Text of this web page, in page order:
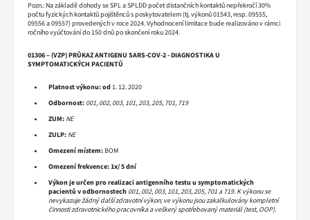
Pozn.: Na základě dohody se SPL a SPLDD počet distančních kontaktů nepřekročí 30%
počtu fyzických kontaktů pojištěnců s poskytovatelem (tj. výkonů 01543, resp. 09555,
09556 a 09557) provedených v roce 2024. Vyhodnocení limitace bude realizováno v rámci
ročního vyúčtování do 150 dnů po skončení roku 2024.
01306 – (VZP) PRŮKAZ ANTIGENU SARS-COV-2 - DIAGNOSTIKA U
SYMPTOMATICKÝCH PACIENTŮ
Platnost výkonu:od 1. 12. 2020
Odbornost: 001, 002, 003, 101, 203, 205, 701, 719
ZUM: NE
ZULP: NE
Omezení místem: BOM
Omezení frekvence:1x/ 5 dní
Výkon je určen pro realizaci antigenního testu u symptomatických
pacientů v odbornostech 001, 002, 003, 101, 203, 205, 701 a 719. K výkonu se
nevykazuje žádný další zdravotní výkon; ve výkonu jsou zakalkulovány kompletní
činnosti zdravotnického pracovníka a veškerý spotřebovaný materiál (test, OOP).